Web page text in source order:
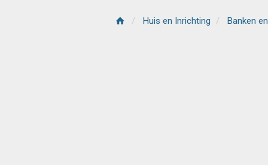
Huis en Inrichting Banken